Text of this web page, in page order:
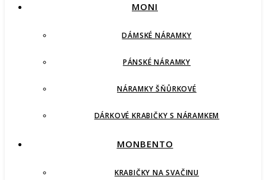
MONI
DÁMSKÉ NÁRAMKY
PÁNSKÉ NÁRAMKY
NÁRAMKY ŠŇŮRKOVÉ
DÁRKOVÉ KRABIČKY S NÁRAMKEM
MONBENTO
KRABIČKY NA SVAČINU